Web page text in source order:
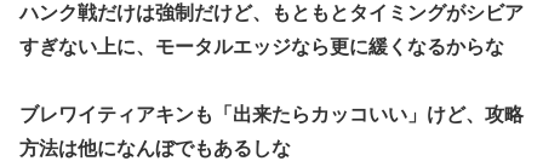
ハンク戦だけは強制だけど、もともとタイミングがシビア
すぎない上に、モータルエッジなら更に緩くなるからな
ブレワイティアキンも「出来たらカッコいい」けど、攻略
方法は他になんぼでもあるしな